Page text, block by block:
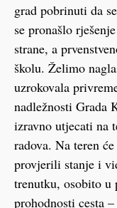
grad pobrinuti da
se pronašlo
strane, a
školu. Želimo
uzrokovala
nadležnosti Grada
izravno utjecati na
radova. Na teren
provjerili stanje i
trenutku, osobito u
prohodnosti cesta